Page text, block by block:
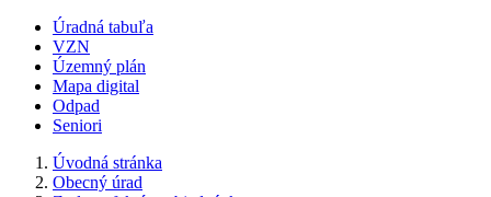
Úradná tabuľa
VZN
Územný plán
Mapa digital
Odpad
Seniori
Úvodná stránka
Obecný úrad